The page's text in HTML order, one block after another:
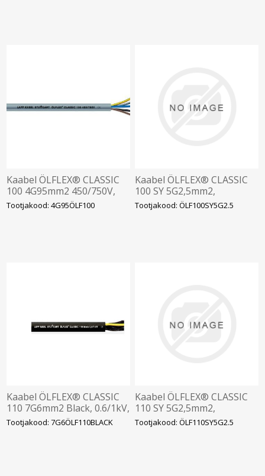
Kaabel ÖLFLEX® CLASSIC
100 4G95mm2 450/750V,
värv. sooned
Tootjakood: 4G95ÖLF100
Kaabel ÖLFLEX® CLASSIC
100 SY 5G2,5mm2,
450/750V, terassukk,
värvilised sooned, KORO-ga
Tootjakood: ÖLF100SY5G2.5
Kaabel ÖLFLEX® CLASSIC
110 7G6mm2 Black, 0.6/1kV,
must, kiuline nr.sooned
Tootjakood: 7G6ÖLF110BLACK
Kaabel ÖLFLEX® CLASSIC
110 SY 5G2,5mm2,
300/500V, terassukk,
mustad nummerdatud
Tootjakood: ÖLF110SY5G2.5